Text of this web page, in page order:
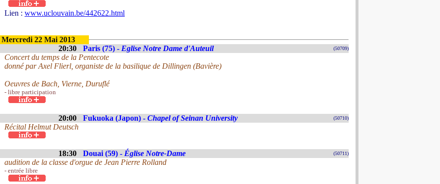
Lien : www.uclouvain.be/442622.html
Mercredi 22 Mai 2013
20:30
Paris (75) - Eglise Notre Dame d'Auteuil (50709)
Concert du temps de la Pentecote
donné par Axel Flierl, organiste de la basilique de Dillingen (Bavière)
Oeuvres de Bach, Vierne, Duruflé
- libre participation
20:00 Fukuoka (Japon) - Chapel of Seinan University (50710)
Récital Helmut Deutsch
18:30 Douai (59) - Église Notre-Dame (50711)
audition de la classe d'orgue de Jean Pierre Rolland
- entrée libre